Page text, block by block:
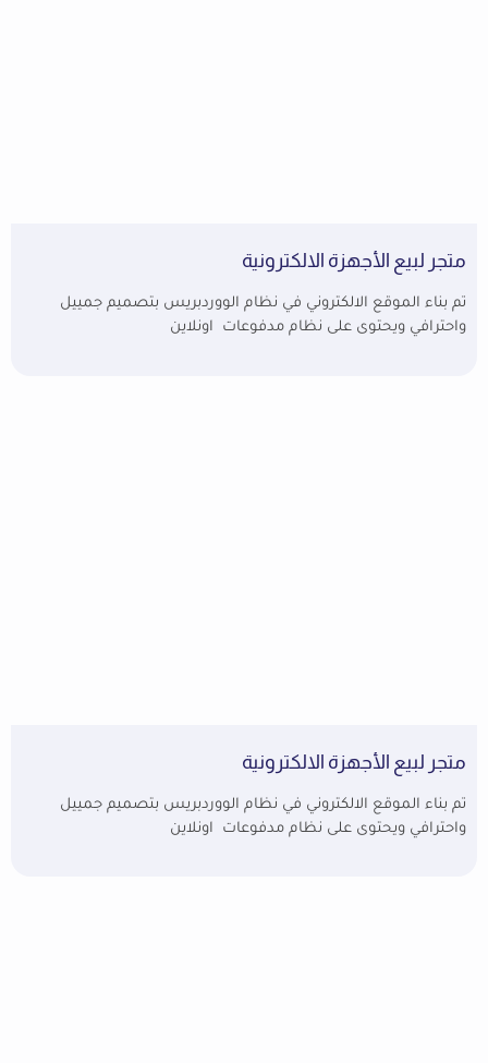
متجر لبيع الأجهزة الالكترونية
تم بناء الموقع الالكتروني في نظام الووردبريس بتصميم جمييل
واحترافي ويحتوى على نظام مدفوعات اونلاين
متجر لبيع الأجهزة الالكترونية
تم بناء الموقع الالكتروني في نظام الووردبريس بتصميم جمييل
واحترافي ويحتوى على نظام مدفوعات اونلاين